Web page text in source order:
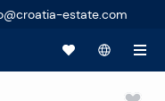
estate.com